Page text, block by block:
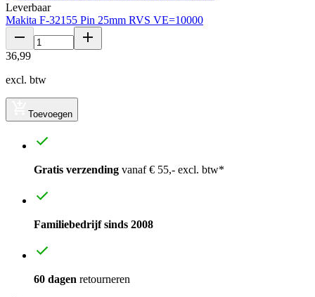
Leverbaar
Makita F-32155 Pin 25mm RVS VE=10000
36,99
excl. btw
Toevoegen
Gratis verzending vanaf € 55,- excl. btw*
Familiebedrijf sinds 2008
60 dagen retourneren